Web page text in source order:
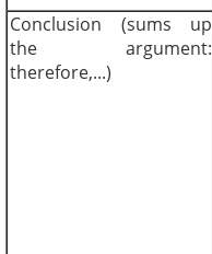
Conclusion (sums up
the argument:
therefore,...)